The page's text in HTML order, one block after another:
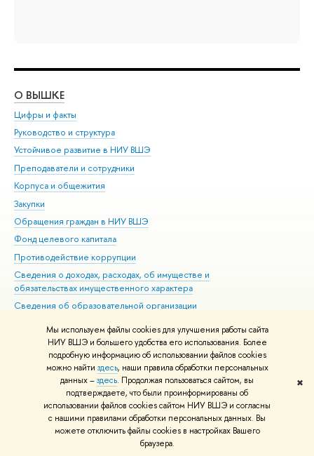
Мы используем файлы cookies для улучшения работы сайта
НИУ ВШЭ и большего удобства его использования. Более
подробную информацию об использовании файлов cookies
можно найти здесь, наши правила обработки персональных
данных –здесь. Продолжая пользоваться сайтом, вы
подтверждаете, что были проинформированы об
использовании файлов cookies сайтом НИУ ВШЭ и согласны
с нашими правилами обработки персональных данных. Вы
можете отключить файлы cookies в настройках Вашего
браузера.
✖
О ВЫШКЕ
Цифры и факты
Руководство и структура
Устойчивое развитие в НИУ ВШЭ
Преподаватели и сотрудники
Корпуса и общежития
Закупки
Обращения граждан в НИУ ВШЭ
Фонд целевого капитала
Противодействие коррупции
Сведения о доходах, расходах, об имуществе и
обязательствах имущественного характера
Сведения об образовательной организации
Людям с ограниченными возможностями здоровья
Единая платежная страница
Работа в Вышке
© НИУ ВШЭ 1993–2026 Адреса и контакты Условия использования
материалов Политика конфиденциальности Карта сайта
Шрифты HSE Sans и HSE Slab разработаны вШколе дизайна НИУ ВШЭ